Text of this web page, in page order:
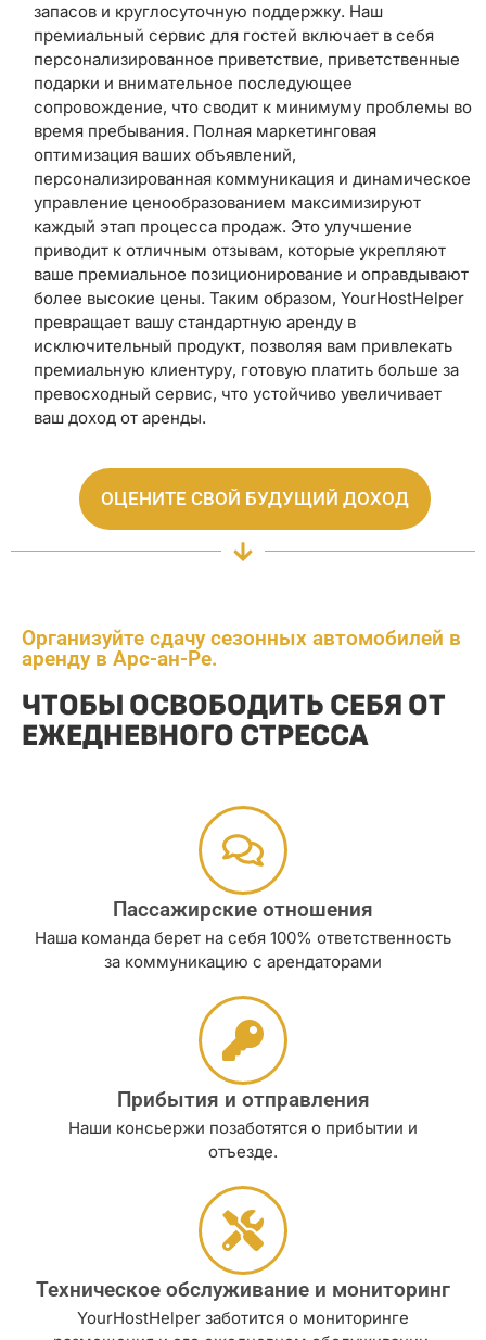
запасов и круглосуточную поддержку. Наш
премиальный сервис для гостей включает в себя
персонализированное приветствие, приветственные
подарки и внимательное последующее
сопровождение, что сводит к минимуму проблемы во
время пребывания. Полная маркетинговая
оптимизация ваших объявлений,
персонализированная коммуникация и динамическое
управление ценообразованием максимизируют
каждый этап процесса продаж. Это улучшение
приводит к отличным отзывам, которые укрепляют
ваше премиальное позиционирование и оправдывают
более высокие цены. Таким образом, YourHostHelper
превращает вашу стандартную аренду в
исключительный продукт, позволяя вам привлекать
премиальную клиентуру, готовую платить больше за
превосходный сервис, что устойчиво увеличивает
ваш доход от аренды.
ОЦЕНИТЕ СВОЙ БУДУЩИЙ ДОХОД
Организуйте сдачу сезонных автомобилей в
аренду в Арс-ан-Ре.
ЧТОБЫ ОСВОБОДИТЬ СЕБЯ ОТ
ЕЖЕДНЕВНОГО СТРЕССА
Пассажирские отношения
Наша команда берет на себя 100% ответственность
за коммуникацию с арендаторами
Прибытия и отправления
Наши консьержи позаботятся о прибытии и
отъезде.
Техническое обслуживание и мониторинг
YourHostHelper заботится о мониторинге